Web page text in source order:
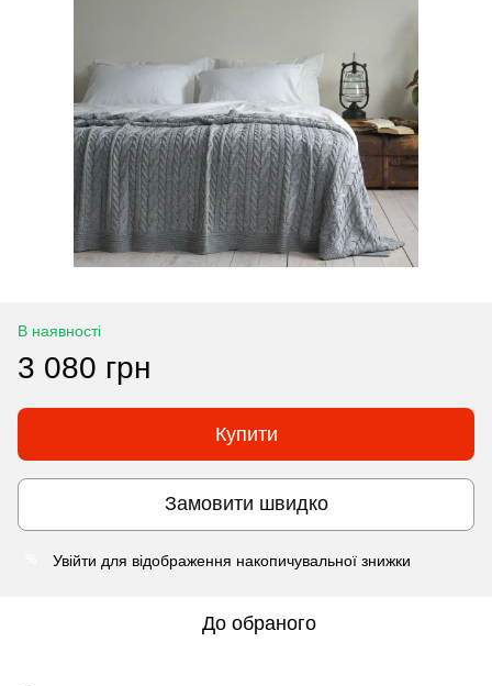
В наявності
3 080 грн
Купити
Замовити швидко
Увійти для відображення накопичувальної знижки
До обраного